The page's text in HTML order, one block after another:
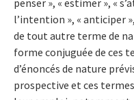
penser », « estimer », «
l’intention », « anticiper
de tout autre terme de
forme conjuguée de ces
d’énoncés de nature
prospective et ces